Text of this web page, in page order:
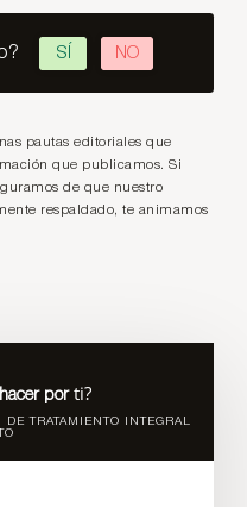
SÍ NO
pautas editoriales que
que publicamos. Si
de que nuestro
respaldado, te animamos
hacer porti?
TRATAMIENTO INTEGRAL